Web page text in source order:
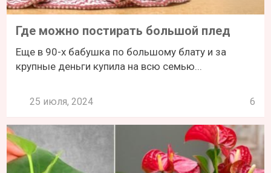
Где можно постирать большой плед
Еще в 90-х бабушка по большому блату и за
крупные деньги купила на всю семью...
25 июля, 2024 6